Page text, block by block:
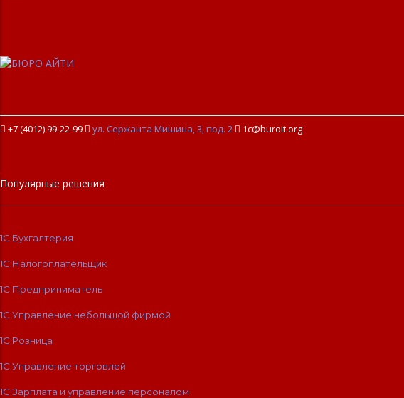
+7 (4012) 99-22-99  ул. Сержанта Мишина, 3, под. 2  1c@buroit.org
Популярные решения
1С:Бухгалтерия
1С:Налогоплательщик
1С:Предприниматель
1С:Управление небольшой фирмой
1С:Розница
1С:Управление торговлей
1С:Зарплата и управление персоналом